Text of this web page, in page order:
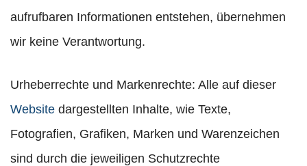
aufrufbaren Informationen entstehen, übernehmen
wir keine Verantwortung.
Urheberrechte und Markenrechte: Alle auf dieser
Website dargestellten Inhalte, wie Texte,
Fotografien, Grafiken, Marken und Warenzeichen
sind durch die jeweiligen Schutzrechte